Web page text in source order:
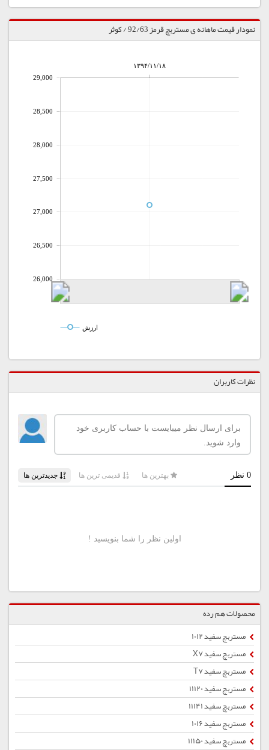
نمودار قیمت ماهانه ی مستربچ قرمز 92/63 / کوثر
۱۳۹۴/۱۱/۱۸
26,000
26,500
27,000
27,500
28,000
28,500
29,000
ارزش
نظرات کاربران
محصولات هم رده
مستربچ سفید 1012
مستربچ سفید X7
مستربچ سفید T7
مستربچ سفید 11120
مستربچ سفید 11141
مستربچ سفید 1016
مستربچ سفید 11150